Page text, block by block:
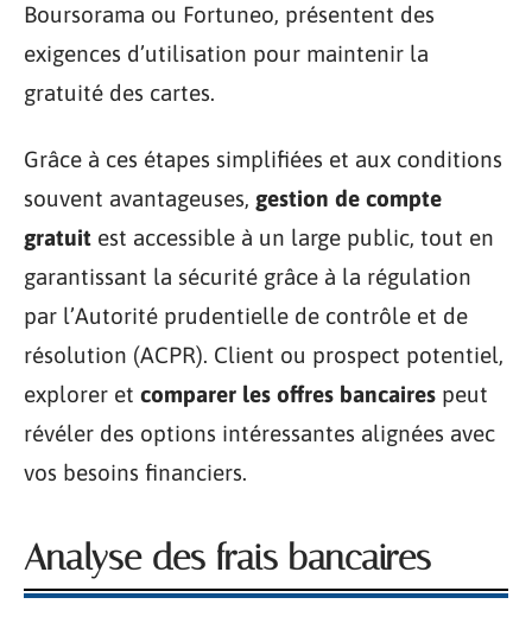
Boursorama ou Fortuneo, présentent des
exigences d’utilisation pour maintenir la
gratuité des cartes.
Grâce à ces étapes simplifiées et aux conditions
souvent avantageuses, gestion de compte
gratuit est accessible à un large public, tout en
garantissant la sécurité grâce à la régulation
par l’Autorité prudentielle de contrôle et de
résolution (ACPR). Client ou prospect potentiel,
explorer et comparer les offres bancaires peut
révéler des options intéressantes alignées avec
vos besoins financiers.
Analyse des frais bancaires